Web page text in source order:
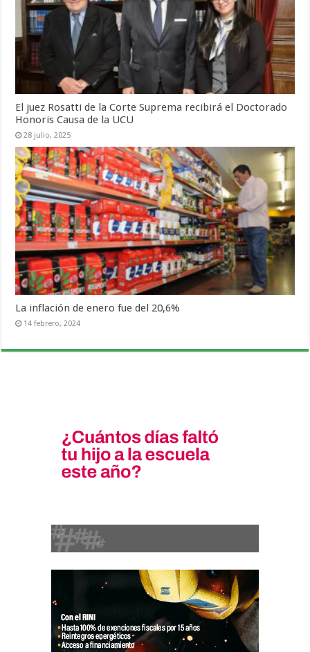
El juez Rosatti de la Corte Suprema recibirá el Doctorado
Honoris Causa de la UCU
28 julio, 2025
La inflación de enero fue del 20,6%
14 febrero, 2024